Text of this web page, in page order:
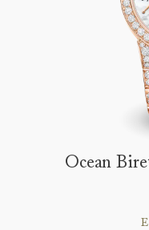
Ocean